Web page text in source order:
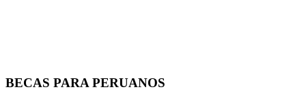
BECAS PARA PERUANOS